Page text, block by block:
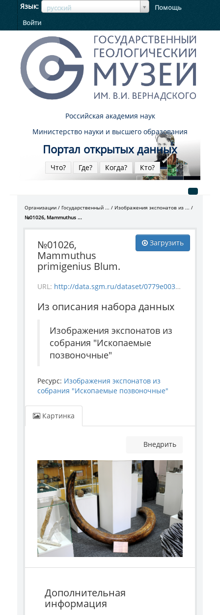
Язык русский
ЯзыкЯзык
Помощь
Войти
Российская академия наук
Министерство науки и высшего образования
Портал открытых данных
Что? Где? Когда? Кто?
Организации Государственный ...
Изображения экспонатов из ...
№01026, Mammuthus ...
Загрузить
№01026,
Mammuthus
primigenius Blum.
URL: http://data.sgm.ru/dataset/0779e003-a6be-4363-bd84-0ae696d3d0ba/resource/b7ad3a05-7b50-405c-a09e-759b93ad3f1a/download/vertebrate_1026.jpg
Из описания набора данных
Изображения экспонатов из
собрания "Ископаемые
позвоночные"
Ресурс: Изображения экспонатов из
собрания "Ископаемые позвоночные"
Картинка
Внедрить
Дополнительная
информация